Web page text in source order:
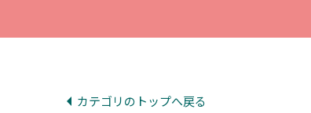
カテゴリのトップへ戻る